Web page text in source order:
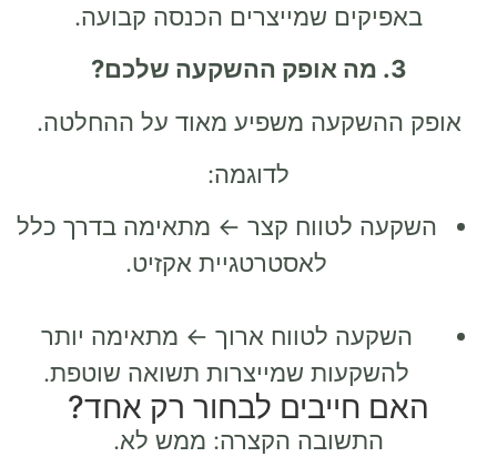
באפיקים שמייצרים הכנסה קבועה.
3. מה אופק ההשקעה שלכם?
אופק ההשקעה משפיע מאוד על ההחלטה.
לדוגמה:
השקעה לטווח קצר ← מתאימה בדרך כלל
לאסטרטגיית אקזיט.
השקעה לטווח ארוך ← מתאימה יותר
להשקעות שמייצרות תשואה שוטפת.
האם חייבים לבחור רק אחד?
התשובה הקצרה: ממש לא.